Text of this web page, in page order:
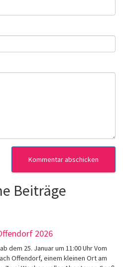
Beiträge
2026
dem 25. Januar um 11:00 Uhr Vom
Offendorf, einem kleinen Ort am